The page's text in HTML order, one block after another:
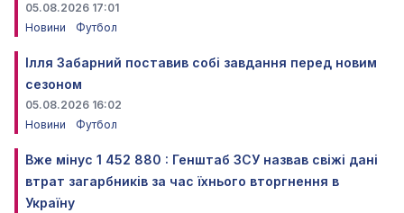
05.08.2026 17:01
Новини
Футбол
Ілля Забарний поставив собі завдання перед новим
сезоном
05.08.2026 16:02
Новини
Футбол
Вже мінус 1 452 880 : Генштаб ЗСУ назвав свіжі дані
втрат загарбників за час їхнього вторгнення в
Україну